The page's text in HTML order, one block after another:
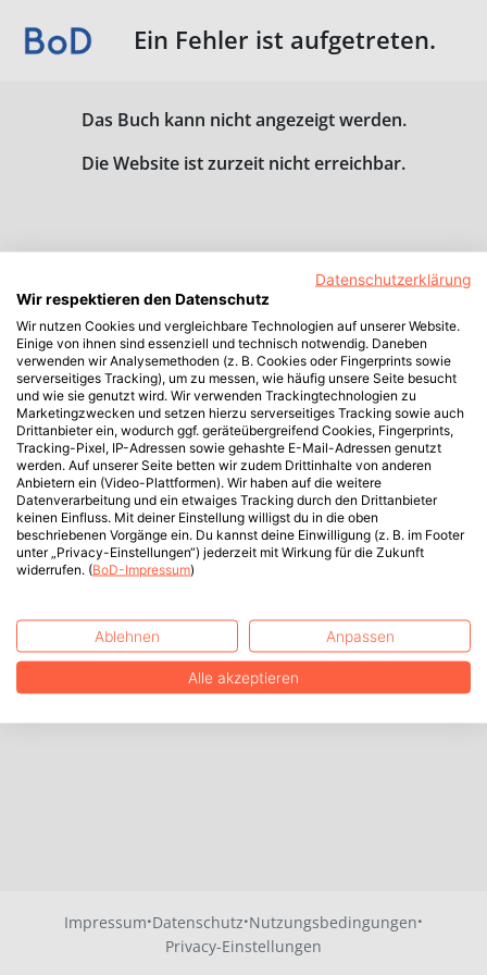
Ein Fehler ist aufgetreten.
Das Buch kann nicht angezeigt werden.
Die Website ist zurzeit nicht erreichbar.
Impressum·Datenschutz·Nutzungsbedingungen·
Privacy-Einstellungen
Datenschutzerklärung
Wir respektieren den Datenschutz
Wir nutzen Cookies und vergleichbare Technologien auf unserer Website.
Einige von ihnen sind essenziell und technisch notwendig. Daneben
verwenden wir Analysemethoden (z. B. Cookies oder Fingerprints sowie
serverseitiges Tracking), um zu messen, wie häufig unsere Seite besucht
und wie sie genutzt wird. Wir verwenden Trackingtechnologien zu
Marketingzwecken und setzen hierzu serverseitiges Tracking sowie auch
Drittanbieter ein, wodurch ggf. geräteübergreifend Cookies, Fingerprints,
Tracking-Pixel, IP-Adressen sowie gehashte E-Mail-Adressen genutzt
werden. Auf unserer Seite betten wir zudem Drittinhalte von anderen
Anbietern ein (Video-Plattformen). Wir haben auf die weitere
Datenverarbeitung und ein etwaiges Tracking durch den Drittanbieter
keinen Einfluss. Mit deiner Einstellung willigst du in die oben
beschriebenen Vorgänge ein. Du kannst deine Einwilligung (z. B. im Footer
unter „Privacy-Einstellungen“) jederzeit mit Wirkung für die Zukunft
widerrufen. (BoD-Impressum)
Ablehnen Anpassen
Alle akzeptieren